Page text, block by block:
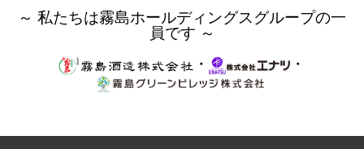
～ 私たちは霧島ホールディングスグループの一
員です ～
・
・